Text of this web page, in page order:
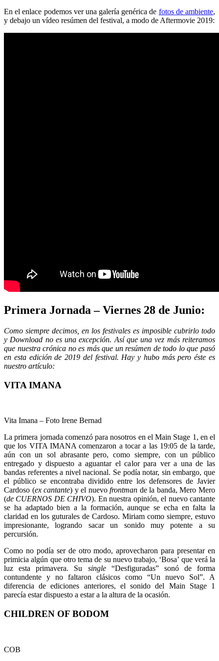
En el enlace podemos ver una galería genérica de fotos de ambiente,
y debajo un vídeo resúmen del festival, a modo de Aftermovie 2019:
Primera Jornada – Viernes 28 de Junio:
Como siempre decimos, en los festivales es imposible cubrirlo todo
y Download no es una excepción. Así que una vez más reiteramos
que nuestra crónica no es más que un resúmen de todo lo que pasó
en esta edición de 2019 del festival. Hay y hubo más pero éste es
nuestro artículo:
VITA IMANA
Vita Imana – Foto Irene Bernad
La primera jornada comenzó para nosotros en el Main Stage 1, en el
que los VITA IMANA comenzaron a tocar a las 19:05 de la tarde,
aún con un sol abrasante pero, como siempre, con un público
entregado y dispuesto a aguantar el calor para ver a una de las
bandas referentes a nivel nacional. Se podía notar, sin embargo, que
el público se encontraba dividido entre los defensores de Javier
Cardoso (ex cantante) y el nuevofrontman de la banda, Mero Mero
(de CUERNOS DE CHIVO). En nuestra opinión, el nuevo cantante
se ha adaptado bien a la formación, aunque se echa en falta la
claridad en los guturales de Cardoso. Miriam como siempre, estuvo
impresionante, logrando sacar un sonido muy potente a su
percursión.
Como no podía ser de otro modo, aprovecharon para presentar en
primicia algún que otro tema de su nuevo trabajo, ‘Bosa’ que verá la
luz esta primavera. Su single “Desfiguradas” sonó de forma
contundente y no faltaron clásicos como “Un nuevo Sol”. A
diferencia de ediciones anteriores, el sonido del Main Stage 1
parecía estar dispuesto a estar a la altura de la ocasión.
CHILDREN OF BODOM
COB